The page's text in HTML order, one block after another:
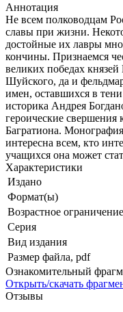
Аннотация
Не всем полководцам
славы при жизни.
достойные их лавры
кончины. Признаемся
великих победах
Шуйского, да и
имен, оставшихся в
историка Андрея
героические свершения
Багратиона.
интересна всем, кто
учащихся она может
Характеристики
Издано
Формат(ы)
Возрастное ограничение
Серия
Вид издания
Размер файла, pdf
Ознакомительный
Открыть/скачать
Отзывы